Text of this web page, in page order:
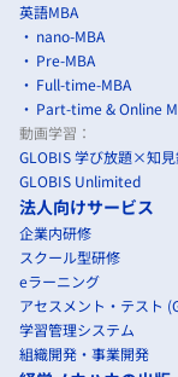
英語MBA
nano-MBA
Pre-MBA
Full-time-MBA
Part-time & Online
動画学習：
GLOBIS 学び放題×知
GLOBIS Unlimited
法人向けサービス
企業内研修
スクール型研修
eラーニング
アセスメント・テスト
学習管理システム
組織開発・事業開発